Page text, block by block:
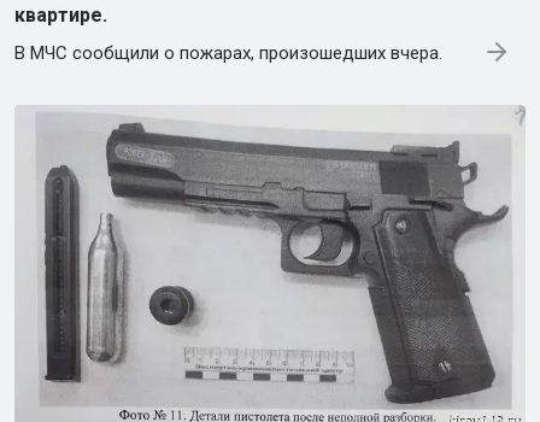
квартире.
В МЧС сообщили о пожарах, произошедших вчера.